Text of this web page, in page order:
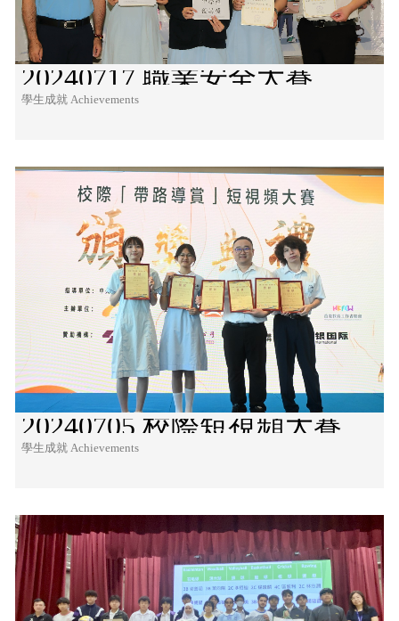
20240717 職業安全大賽
學生成就 Achievements
20240705 校際短視頻大賽
學生成就 Achievements